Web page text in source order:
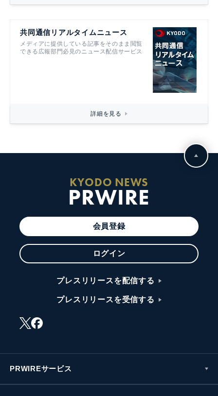
共同通信リアルタイムニュース
メディアに提供している記事をそのまま閲覧
できる広報部門必見のニュース配信サービス
詳細を見る
KYODO NEWS
PRWIRE
会員登録
ログイン
プレスリリースを配信する
プレスリリースを受信する
PRWIREサービス